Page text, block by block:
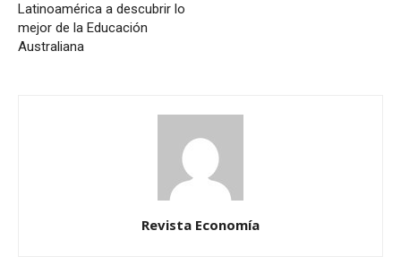
Latinoamérica a descubrir lo
mejor de la Educación
Australiana
Revista Economía